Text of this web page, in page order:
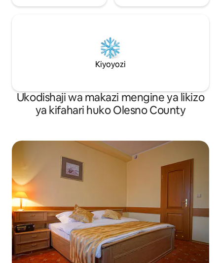
Kiyoyozi
Ukodishaji wa makazi mengine ya likizo
ya kifahari huko Olesno County